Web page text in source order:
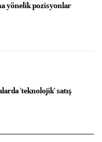
yönelik pozisyonlar
'teknolojik' satış